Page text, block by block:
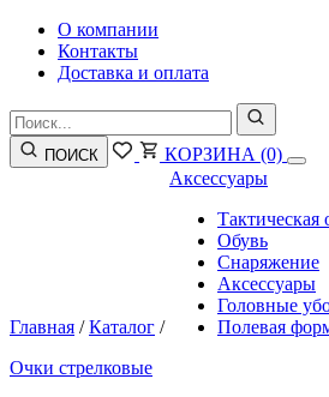
О компании
Контакты
Доставка и оплата
ПОИСК КОРЗИНА (0)
Главная /Каталог /
Аксессуары
Тактическая
Обувь
Снаряжение
Аксессуары
Головные
Полевая
Очки стрелковые